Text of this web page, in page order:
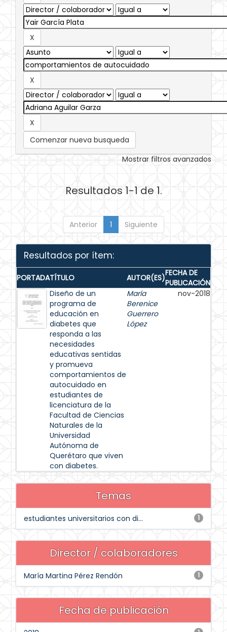
Comenzar nueva busqueda
Mostrar filtros avanzados
Resultados 1-1 de 1.
Anterior 1 Siguiente
Resultados por ítem:
PORTADATÍTULO AUTOR(ES)FECHA DE
PUBLICACIÓN
Diseño de un
programa de
educación en
diabetes que
responda a las
necesidades
educativas sentidas
y promueva
comportamientos de
autocuidado en
estudiantes de
licenciatura de la
Facultad de Ciencias
Naturales de la
Universidad
Autónoma de
Querétaro que viven
con diabetes.
María
Berenice
Guerrero
López
nov-2018
Temas
1
estudiantes universitarios con di...
Director / colaboradores
1
María Martina Pérez Rendón
Fecha de publicación